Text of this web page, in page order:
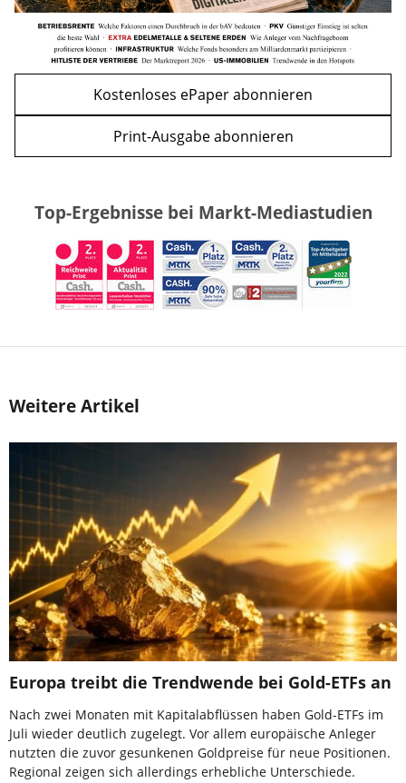
Kostenloses ePaper abonnieren
Print-Ausgabe abonnieren
Top-Ergebnisse bei Markt-Mediastudien
Weitere Artikel
Europa treibt die Trendwende bei Gold-ETFs an
Nach zwei Monaten mit Kapitalabflüssen haben Gold-ETFs im
Juli wieder deutlich zugelegt. Vor allem europäische Anleger
nutzten die zuvor gesunkenen Goldpreise für neue Positionen.
Regional zeigen sich allerdings erhebliche Unterschiede.